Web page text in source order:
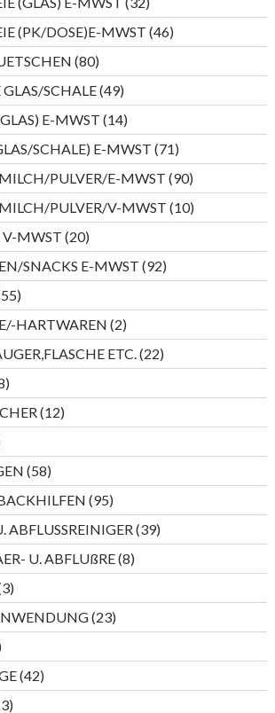
Produkte
(PK/DOSE)E-MWST 4646
Produkte
8080
Produkte
SCHALE 4949
Produkte
E-MWST 1414
Produkte
SCHALE) E-MWST 7171
Produkte
PULVER/E-MWST 9090
Produkte
PULVER/V-MWST 1010
Produkte
V-MWST 2020
Produkte
SNACKS E-MWST 9292
Produkte
5555
Produkte
HARTWAREN 22
Produkte
ETC. 2222
Produkte
108
Produkte
1212
Produkte
5858
Produkte
9595
Produkte
ABFLUSSREINIGER 3939
Produkte
U. ABFLUßRE 88
Produkte
33
Produkte
2323
Produkte
4242
Produkte
13